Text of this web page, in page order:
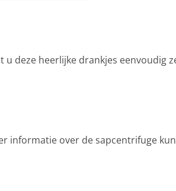
deze heerlijke drankjes eenvoudig
informatie over de sapcentrifuge